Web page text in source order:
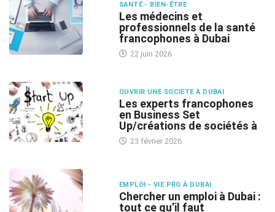
SANTÉ - BIEN-ÊTRE
Les médecins et
professionnels de la santé
francophones à Dubai
22 juin 2026
OUVRIR UNE SOCIETE À DUBAI
Les experts francophones
en Business Set
Up/créations de sociétés à
23 février 2026
EMPLOI - VIE PRO À DUBAI
Chercher un emploi à Dubai :
tout ce qu’il faut